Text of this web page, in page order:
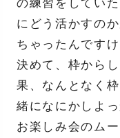
の練習をしてい
にどう活かすの
ちゃったんです
決めて、枠から
果、なんとなく
緒になにかしよ
お楽しみ会のム